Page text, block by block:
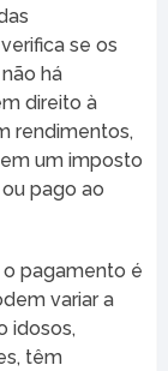
se os
há
direito à
rendimentos,
um imposto
pago ao
pagamento é
variar a
idosos,
têm